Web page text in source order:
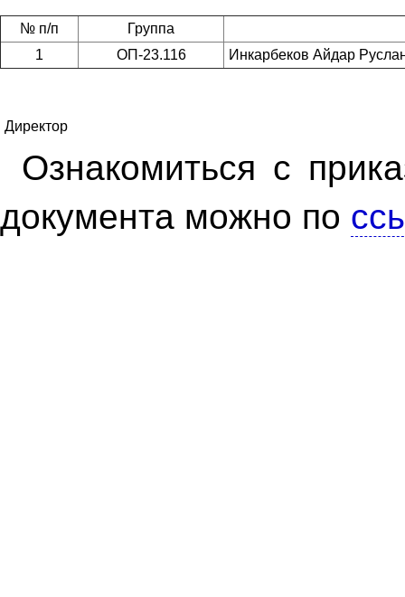
№ п/п
Группа
1
ОП-23.116 Инкарбеков Айдар
Директор
Ознакомиться с
документа можно по